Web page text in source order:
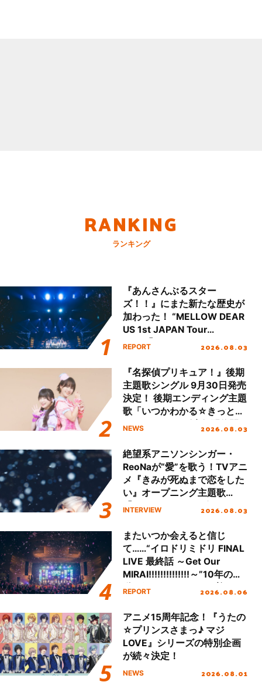
RANKING
ランキング
『あんさんぶるスター
ズ！！』にまた新たな歴史が
加わった！ “MELLOW DEAR
US 1st JAPAN Tour
Final「NICE to meet YOU
ート!!
REPORT 2026.08.03
『名探偵プリキュア！』後期
主題歌シングル 9月30日発売
決定！ 後期エンディング主題
歌「いつかわかる☆きっとあ
える」TVサイズ先行配信開
NEWS 2026.08.03
絶望系アニソンシンガー・
ReoNaが“愛”を歌う！TVアニ
メ『きみが死ぬまで恋をした
い』オープニング主題歌
「Amore」インタビュー
INTERVIEW 2026.08.03
またいつか会えると信じ
て……“イロドリミドリ FINAL
LIVE 最終話 ～Get Our
MIRAI!!!!!!!!!!!!!!～”10年の活
動を経てファイナルを迎える
REPORT 2026.08.06
アニメ15周年記念！『うたの
☆プリンスさまっ♪ マジ
LOVE』シリーズの特別企画
が続々決定！
NEWS 2026.08.01